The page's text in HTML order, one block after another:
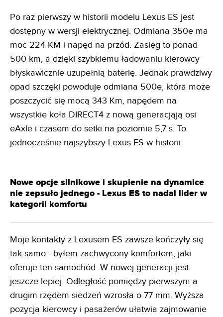
Po raz pierwszy w historii modelu Lexus ES jest
dostępny w wersji elektrycznej. Odmiana 350e ma
moc 224 KM i napęd na przód. Zasięg to ponad
500 km, a dzięki szybkiemu ładowaniu kierowcy
błyskawicznie uzupełnią baterię. Jednak prawdziwy
opad szczęki powoduje odmiana 500e, która może
poszczycić się mocą 343 Km, napędem na
wszystkie koła DIRECT4 z nową generacjąją osi
eAxle i czasem do setki na poziomie 5,7 s. To
jednocześnie najszybszy Lexus ES w historii.
Nowe opcje silnikowe i skupienie na dynamice
nie zepsuło jednego - Lexus ES to nadal lider w
kategorii komfortu
Moje kontakty z Lexusem ES zawsze kończyły się
tak samo - byłem zachwycony komfortem, jaki
oferuje ten samochód. W nowej generacji jest
jeszcze lepiej. Odległość pomiędzy pierwszym a
drugim rzędem siedzeń wzrosła o 77 mm. Wyższa
pozycja kierowcy i pasażerów ułatwia zajmowanie